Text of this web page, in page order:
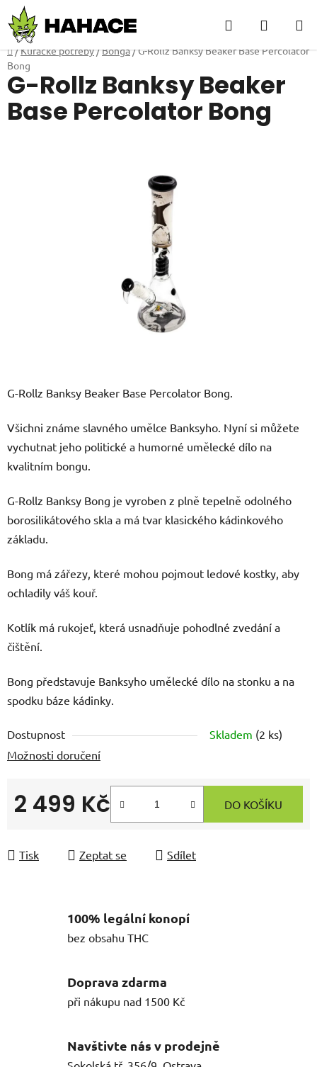
Přejít
na
obsah
Hledat
KOŠÍK
Domů
/Kuřácké potřeby/Bonga/G-Rollz Banksy Beaker Base Percolator
Bong
G-Rollz Banksy Beaker Base Percolator Bong.
Všichni známe slavného umělce Banksyho. Nyní si můžete
vychutnat jeho politické a humorné umělecké dílo na
kvalitním bongu.
G-Rollz Banksy Bong je vyroben z plně tepelně odolného
borosilikátového skla a má tvar klasického kádinkového
základu.
Bong má zářezy, které mohou pojmout ledové kostky, aby
ochladily váš kouř.
Kotlík má rukojeť, která usnadňuje pohodlné zvedání a
čištění.
Bong představuje Banksyho umělecké dílo na stonku a na
spodku báze kádinky.
Dostupnost Skladem (2 ks)
Možnosti doručení
2 499 Kč DO KOŠÍKU
Tisk Zeptat se Sdílet
G-Rollz Banksy Beaker
Base Percolator Bong
100% legální konopí
bez obsahu THC
Doprava zdarma
při nákupu nad 1500 Kč
Navštivte nás v prodejně